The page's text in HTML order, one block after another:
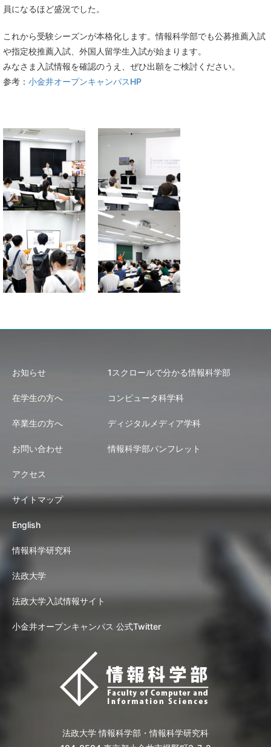
員になるほど盛況でした。
これから受験シーズンが本格化します。情報科学部でも公募推薦入試
や指定校推薦入試、外国人留学生入試が始まります。
みなさま入試情報を確認のうえ、ぜひ出願をご検討ください。
参考： 小金井オープンキャンパスHP
お知らせ
在学生の方へ
卒業生の方へ
お問い合わせ
アクセス
サイトマップ
English
1スクロールで分かる情報科学部
コンピュータ科学科
ディジタルメディア学科
情報科学部パンフレット
情報科学研究科
法政大学
法政大学入試情報サイト
小金井オープンキャンパス 公式Twitter
法政大学 情報科学部・情報科学研究科